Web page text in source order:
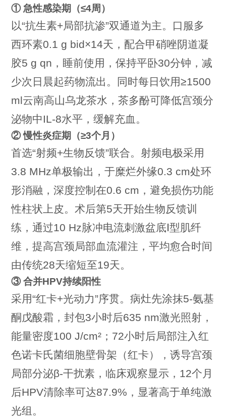
① 急性感染期（≤4周）
以“抗生素+局部抗渗”双通道为主。口服多
西环素0.1 g bid×14天，配合甲硝唑阴道凝
胶5 g qn，睡前使用，保持平卧30分钟，减
少次日晨起药物流出。同时每日饮用≥1500
ml云南高山乌龙茶水，茶多酚可降低宫颈分
泌物中IL-8水平，缓解充血。
② 慢性炎症期（≥3个月）
首选“射频+生物反馈”联合。射频电极采用
3.8 MHz单极输出，于糜烂外缘0.3 cm处环
形消融，深度控制在0.6 cm，避免损伤功能
性柱状上皮。术后第5天开始生物反馈训
练，通过10 Hz脉冲电流刺激盆底Ⅰ型肌纤
维，提高宫颈局部血流灌注，平均愈合时间
由传统28天缩短至19天。
③ 合并HPV持续阳性
采用“红卡+光动力”序贯。病灶先涂抹5-氨基
酮戊酸霜，封包3小时后635 nm激光照射，
能量密度100 J/cm²；72小时后局部注入红
色诺卡氏菌细胞壁骨架（红卡），诱导宫颈
局部分泌β-干扰素，临床观察显示，12个月
后HPV清除率可达87.9%，显著高于单纯激
光组。